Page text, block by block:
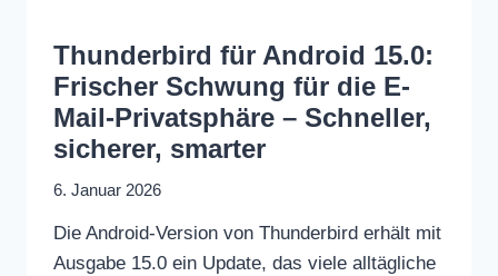
Thunderbird für Android 15.0:
Frischer Schwung für die E-
Mail-Privatsphäre – Schneller,
sicherer, smarter
6. Januar 2026
Die Android‑Version von Thunderbird erhält mit
Ausgabe 15.0 ein Update, das viele alltägliche